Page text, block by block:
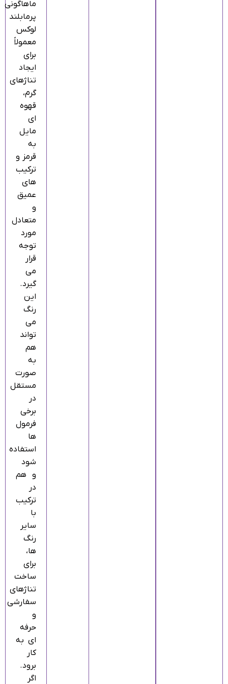
ماهاگونی
پرمابلند
لوکس
معمولاً
برای
ایجاد
تناژهای
گرم،
قهوه‌
ای
مایل
به
قرمز و
ترکیب‌
های
عمیق
و
متعادل
مورد
توجه
قرار
می‌
گیرد.
این
رنگ
می‌
تواند
هم
به‌
صورت
مستقل
در
برخی
فرمول‌
ها
استفاده
شود
و هم
در
ترکیب
با
سایر
رنگ‌
ها،
برای
ساخت
تناژهای
سفارشی
و
حرفه‌
ای به
کار
برود.
اگر